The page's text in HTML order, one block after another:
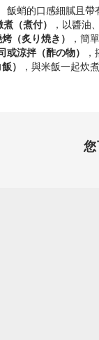
飯蛸的口感細膩且帶
煮（煮付）
，以醬油
（炙り焼き）
，簡
或涼拌（酢の物）
）
，與米飯一起炊